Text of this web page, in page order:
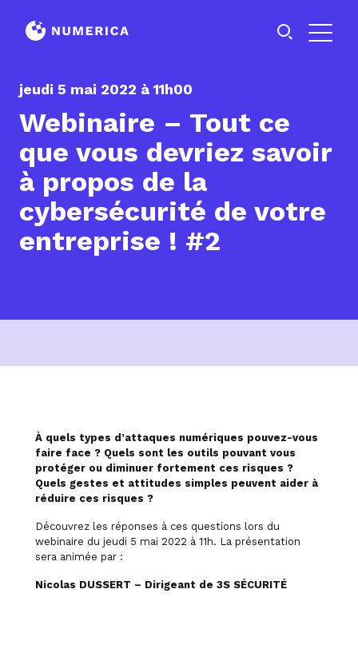
jeudi 5 mai 2022 à 11h00
Webinaire – Tout ce
que vous devriez savoir
à propos de la
cybersécurité de votre
entreprise ! #2
À quels types d’attaques numériques pouvez-vous
faire face ? Quels sont les outils pouvant vous
protéger ou diminuer fortement ces risques ?
Quels gestes et attitudes simples peuvent aider à
réduire ces risques ?
Découvrez les réponses à ces questions lors du
webinaire du jeudi 5 mai 2022 à 11h. La présentation
sera animée par :
Nicolas DUSSERT – Dirigeant de 3S SÉCURITÉ